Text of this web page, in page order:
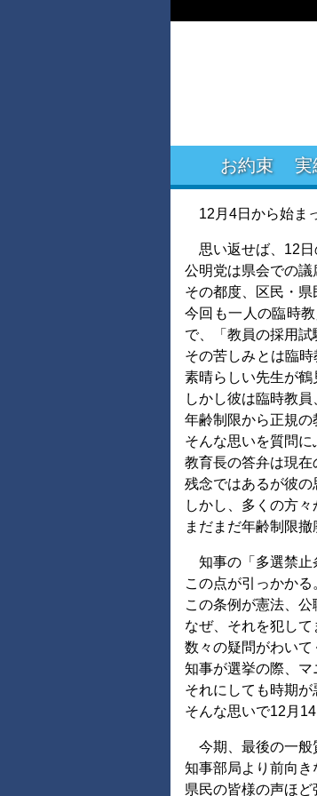
お約束 実
12月4日から始ま
思い返せば、12
公明党は県会での議
その都度、区民・
今回も一人の臨時
で、「教員の採用試
その苦しみとは臨
素晴らしい先生が鶴
しかし彼は臨時教
年齢制限から正規の
そんな思いを質問に
教育長の答弁は現在
残念ではあるが彼の
しかし、多くの方々
まだまだ年齢制限
知事の「多選禁止
この点が引っかかる
この条例が憲法、
なぜ、それを犯し
数々の疑問がわいて
知事が選挙の際、マ
それにしても時期が
そんな思いで12月
今期、最後の一
知事部局より前向き
県民の皆様の声ほ